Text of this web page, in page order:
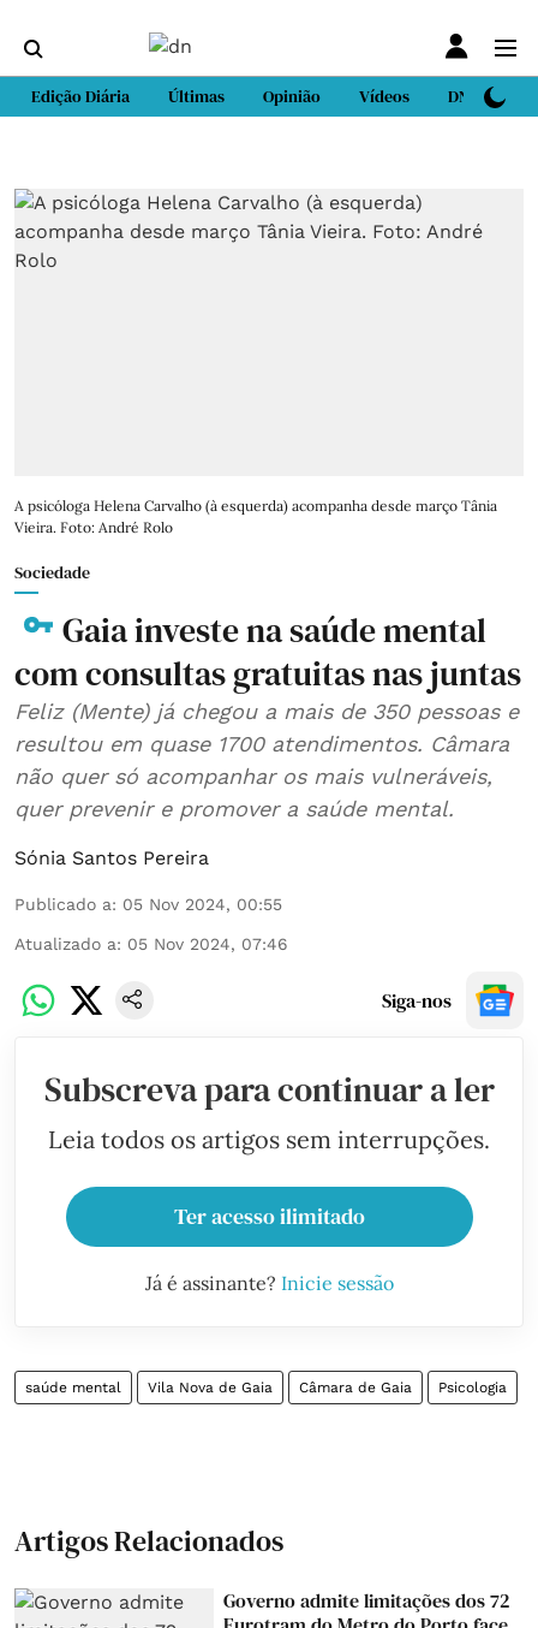
Edição Diária Últimas Opinião Vídeos DN Sport
A psicóloga Helena Carvalho (à esquerda) acompanha desde março Tânia
Vieira. Foto: André Rolo
Sociedade
Gaia investe na saúde mental
com consultas gratuitas nas juntas
Feliz (Mente) já chegou a mais de 350 pessoas e
resultou em quase 1700 atendimentos. Câmara
não quer só acompanhar os mais vulneráveis,
quer prevenir e promover a saúde mental.
Sónia Santos Pereira
Publicado a: 05 Nov 2024, 00:55
Atualizado a: 05 Nov 2024, 07:46
Siga-nos
Subscreva para continuar a ler
Leia todos os artigos sem interrupções.
Ter acesso ilimitado
Já é assinante? Inicie sessão
saúde mental Vila Nova de Gaia Câmara de Gaia Psicologia
Artigos Relacionados
Governo admite limitações dos 72